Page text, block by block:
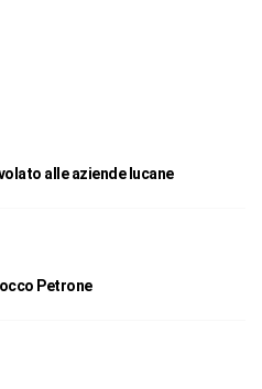
alle aziende lucane
Petrone